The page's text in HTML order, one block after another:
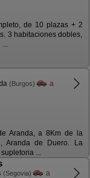
de 10 plazas + 2
3 habitaciones dobles,
...
(Burgos)
a
Aranda, a 8Km de la
Aranda de Duero. La
...
(Segovia)
a